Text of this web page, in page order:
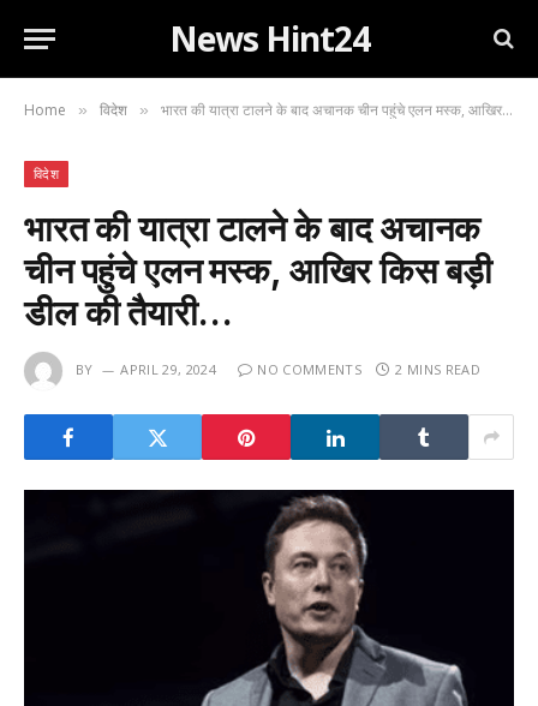
News Hint24
Home » विदेश » भारत की यात्रा टालने के बाद अचानक चीन पहुंचे एलन मस्क, आखिर किस बड़ी डील की तैयारी…
विदेश
भारत की यात्रा टालने के बाद अचानक
चीन पहुंचे एलन मस्क, आखिर किस बड़ी
डील की तैयारी…
BY APRIL 29, 2024 NO COMMENTS 2 MINS READ